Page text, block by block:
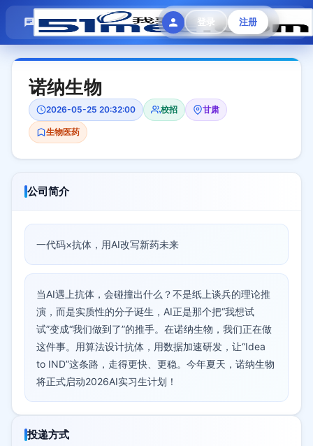
登录 注册
模拟面试 题目大全 招聘中心 会员专区
诺纳生物
2026-05-25 20:32:00 校招 甘肃
生物医药
公司简介
一代码×抗体，用AI改写新药未来
当AI遇上抗体，会碰撞出什么？不是纸上谈兵的理论推
演，而是实质性的分子诞生，AI正是那个把“我想试
试”变成“我们做到了”的推手。在诺纳生物，我们正在做
这件事。用算法设计抗体，用数据加速研发，让“Idea
to IND”这条路，走得更快、更稳。今年夏天，诺纳生物
将正式启动2026AI实习生计划！
投递方式